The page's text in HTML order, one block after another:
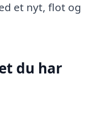
et nyt, flot og
du har